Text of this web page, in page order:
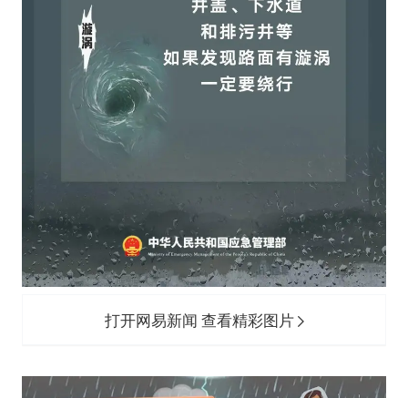
打开网易新闻 查看精彩图片